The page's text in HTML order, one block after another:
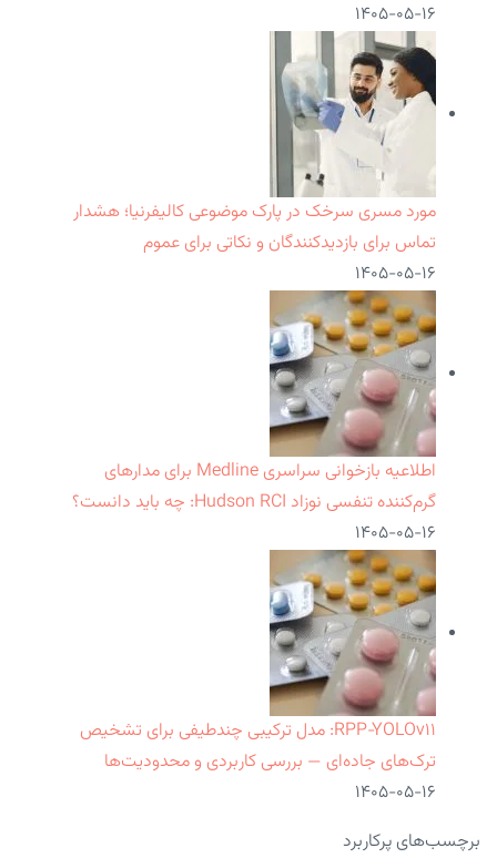
۱۴۰۵-۰۵-۱۶
مورد مسری سرخک در پارک موضوعی کالیفرنیا؛ هشدار
تماس برای بازدیدکنندگان و نکاتی برای عموم
۱۴۰۵-۰۵-۱۶
اطلاعیه بازخوانی سراسری Medline برای مدارهای
گرم‌کننده تنفسی نوزاد Hudson RCI: چه باید دانست؟
۱۴۰۵-۰۵-۱۶
RPP‑YOLOv۱۱: مدل ترکیبی چندطیفی برای تشخیص
ترک‌های جاده‌ای — بررسی کاربردی و محدودیت‌ها
۱۴۰۵-۰۵-۱۶
برچسب‌های پرکاربرد